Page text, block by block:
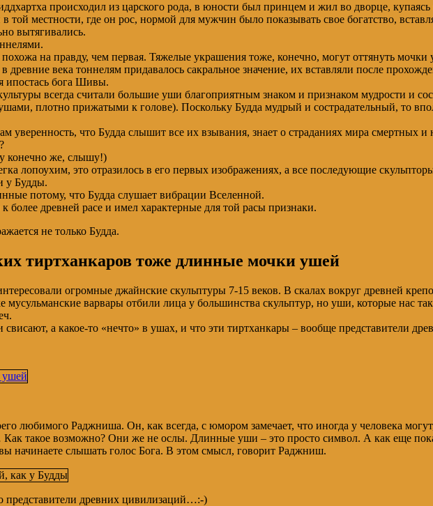
происходил из царского рода, в юности был принцем и жил во дворце,
той местности, где он рос, нормой для мужчин было показывать свое богатство,
вытягивались.
на правду, чем первая. Тяжелые украшения тоже, конечно, могут оттянуть
древние века тоннелям придавалось сакральное значение, их вставляли после
ипостась бога Шивы.
всегда считали большие уши благоприятным знаком и признаком мудрости и
плотно прижатыми к голове). Поскольку Будда мудрый и сострадательный, то
уверенность, что Будда слышит все их взывания, знает о страданиях мира смертных
конечно же, слышу!)
лопоухим, это отразилось в его первых изображениях, а все последующие
у Будды.
потому, что Будда слушает вибрации Вселенной.
более древней расе и имел характерные для той расы признаки.
не только Будда.
тиртханкаров тоже длинные мочки ушей
огромные джайнские скульптуры 7-15 веков. В скалах вокруг древней
варвары отбили лица у большинства скульптур, но уши, которые нас
а какое-то «нечто» в ушах, и что эти тиртханкары – вообще представители
любимого Раджниша. Он, как всегда, с юмором замечает, что иногда у человека
Как такое возможно? Они же не ослы. Длинные уши – это просто символ. А как еще
начинаете слышать голос Бога. В этом смысл, говорит Раджниш.
представители древних цивилизаций…:-)